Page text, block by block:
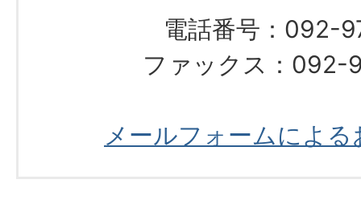
電話番号：092-
ファックス：092-
メールフォームによ